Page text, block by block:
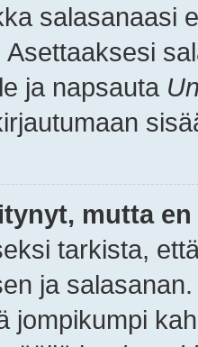
salasanaasi
ja napsauta
mutta
tarkista,
ja
jompikumpi